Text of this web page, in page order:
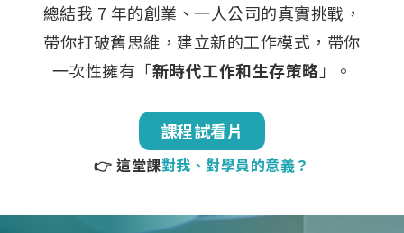
總結我 7 年的創業、一人公司的真實挑戰，
帶你打破舊思維，建立新的工作模式，帶你
一次性擁有「新時代工作和生存策略」。
課程試看片
👉 這堂課對我、對學員的意義？